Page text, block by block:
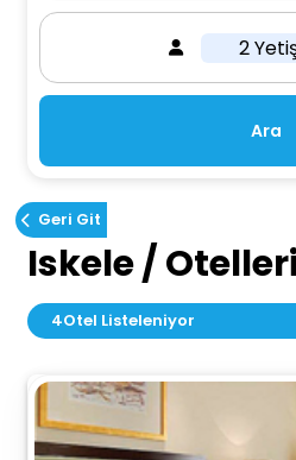
2
Ara
Geri Git
Iskele / Otelleri
4Otel Listeleniyor